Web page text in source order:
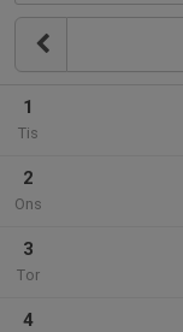
1
Tis
2
Ons
3
Tor
4